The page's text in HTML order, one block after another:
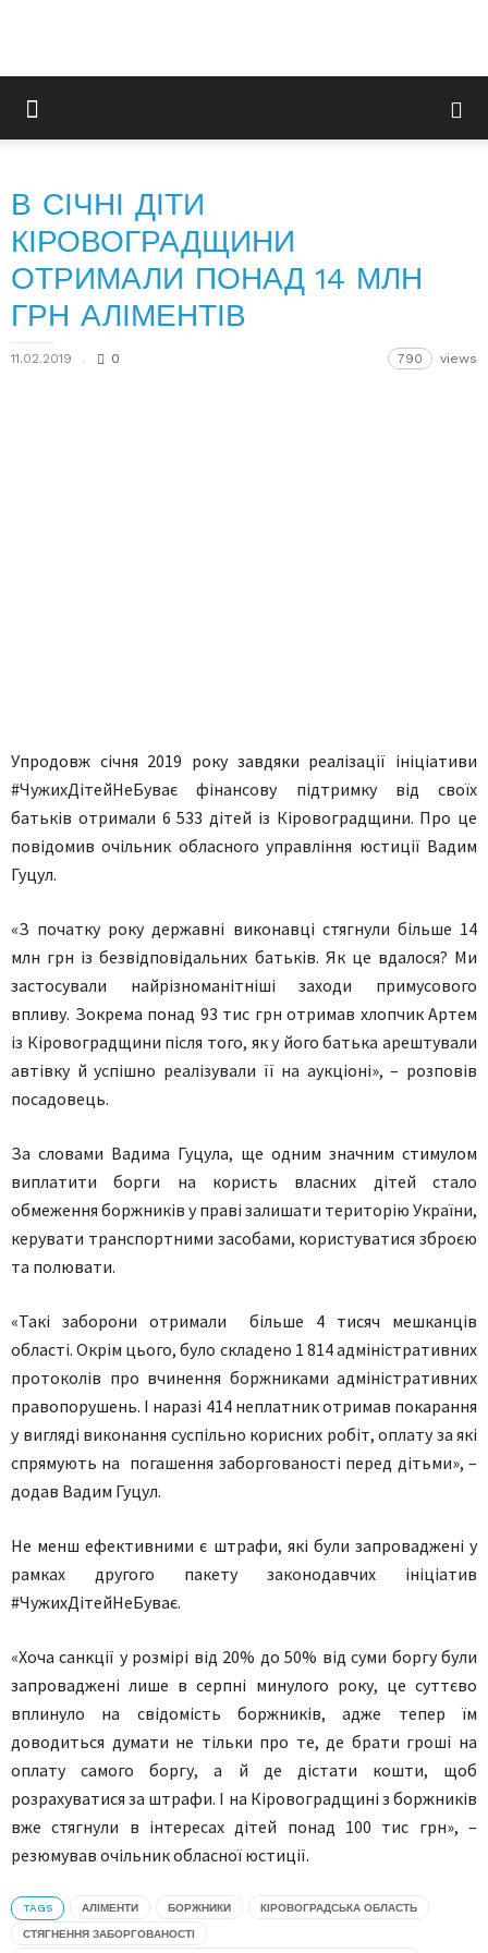
В СІЧНІ ДІТИ
КІРОВОГРАДЩИНИ
ОТРИМАЛИ ПОНАД 14 МЛН
ГРН АЛІМЕНТІВ
11.02.2019 0 790 views
Упродовж січня 2019 року завдяки реалізації ініціативи
#ЧужихДітейНеБуває фінансову підтримку від своїх
батьків отримали 6 533 дітей із Кіровоградщини. Про це
повідомив очільник обласного управління юстиції Вадим
Гуцул.
«З початку року державні виконавці стягнули більше 14
млн грн із безвідповідальних батьків. Як це вдалося? Ми
застосували найрізноманітніші заходи примусового
впливу. Зокрема понад 93 тис грн отримав хлопчик Артем
із Кіровоградщини після того, як у його батька арештували
автівку й успішно реалізували її на аукціоні», – розповів
посадовець.
За словами Вадима Гуцула, ще одним значним стимулом
виплатити борги на користь власних дітей стало
обмеження боржників у праві залишати територію України,
керувати транспортними засобами, користуватися зброєю
та полювати.
«Такі заборони отримали більше 4 тисяч мешканців
області. Окрім цього, було складено 1 814 адміністративних
протоколів про вчинення боржниками адміністративних
правопорушень. І наразі 414 неплатник отримав покарання
у вигляді виконання суспільно корисних робіт, оплату за які
спрямують на погашення заборгованості перед дітьми», –
додав Вадим Гуцул.
Не менш ефективними є штрафи, які були запроваджені у
рамках другого пакету законодавчих ініціатив
#ЧужихДітейНеБуває.
«Хоча санкції у розмірі від 20% до 50% від суми боргу були
запроваджені лише в серпні минулого року, це суттєво
вплинуло на свідомість боржників, адже тепер їм
доводиться думати не тільки про те, де брати гроші на
оплату самого боргу, а й де дістати кошти, щоб
розрахуватися за штрафи. І на Кіровоградщині з боржників
вже стягнули в інтересах дітей понад 100 тис грн», –
резюмував очільник обласної юстиції.
TAGS АЛІМЕНТИ БОРЖНИКИ КІРОВОГРАДСЬКА ОБЛАСТЬ
СТЯГНЕННЯ ЗАБОРГОВАНОСТІ